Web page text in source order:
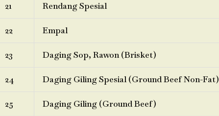
21 Rendang Spesial
22 Empal
23 Daging Sop, Rawon (Brisket)
24 Daging Giling Spesial (Ground Beef Non-Fat)
25 Daging Giling (Ground Beef)